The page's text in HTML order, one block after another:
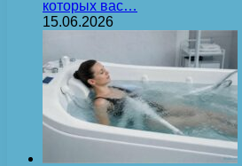
которых вас…
15.06.2026